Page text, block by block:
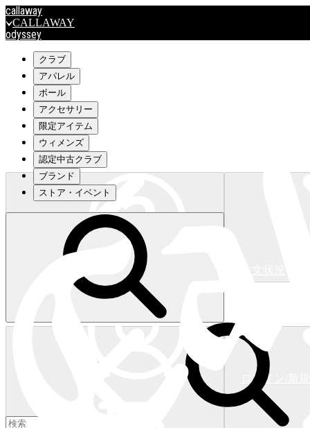
callaway
CALLAWAY
odyssey
travismathew
outlet
OUTLET
キャロウェイアパレルはこちら>>>
キャロウェイアパレルはこちら>>>
ログイン/新
クラブ
アパレル
ボール
アクセサリー
限定アイテム
ウィメンズ
認定中古クラブ
ブランド
ストア・イベント